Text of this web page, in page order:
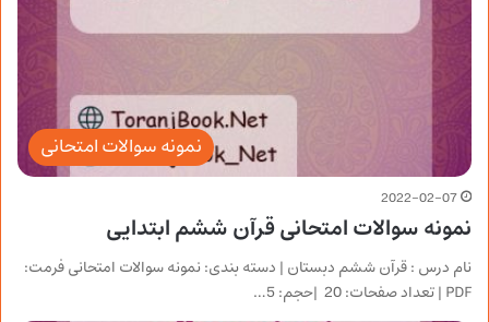
نمونه سوالات امتحانی
2022-02-07
نمونه سوالات امتحانی قرآن ششم ابتدایی
نام درس : قرآن ششم دبستان | دسته بندی: نمونه سوالات امتحانی فرمت:
PDF | تعداد صفحات: 20 |حجم: 5…